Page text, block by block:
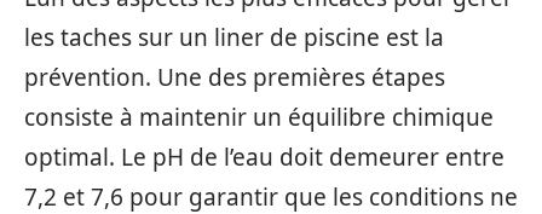
les taches sur un liner de piscine est la
prévention. Une des premières étapes
consiste à maintenir un équilibre chimique
optimal. Le pH de l’eau doit demeurer entre
7,2 et 7,6 pour garantir que les conditions ne